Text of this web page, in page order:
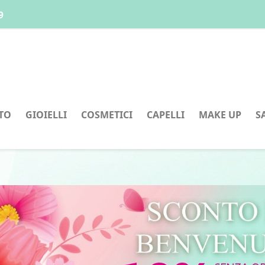
GIOIELLI COSMETICI CAPELLI MAKE UP